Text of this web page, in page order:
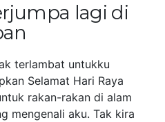
lagi di
terlambat untukku
Selamat Hari Raya
rakan-rakan di alam
mengenali aku. Tak kira